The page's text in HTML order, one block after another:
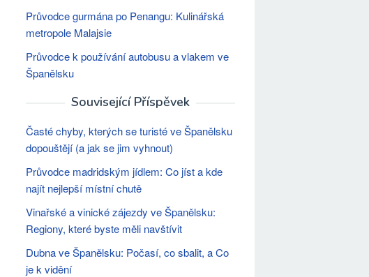
Průvodce gurmána po Penangu: Kulinářská
metropole Malajsie
Průvodce k používání autobusu a vlakem ve
Španělsku
Související Příspěvek
Časté chyby, kterých se turisté ve Španělsku
dopouštějí (a jak se jim vyhnout)
Průvodce madridským jídlem: Co jíst a kde
najít nejlepší místní chutě
Vinařské a vinické zájezdy ve Španělsku:
Regiony, které byste měli navštívit
Dubna ve Španělsku: Počasí, co sbalit, a Co
je k vidění